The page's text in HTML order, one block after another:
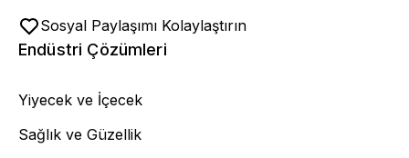
Sosyal Paylaşımı Kolaylaştırın
Endüstri Çözümleri
Yiyecek ve İçecek
Sağlık ve Güzellik